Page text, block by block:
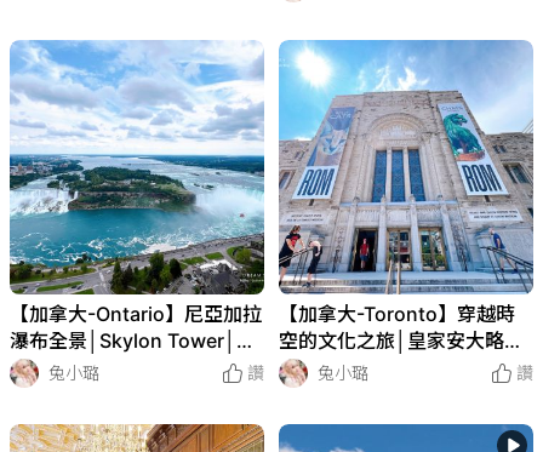
【加拿大-Ontario】尼亞加拉
瀑布全景│Skylon Tower│觀
瀑塔 兔小璐 讚
【加拿大-Toronto】穿越時
空的文化之旅│皇家安大略博
物館│Royal Ontario Museu
m
兔小璐 讚